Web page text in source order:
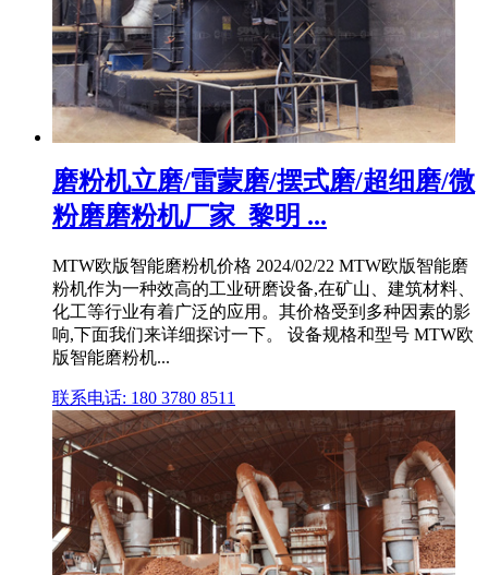
磨粉机立磨/雷蒙磨/摆式磨/超细磨/微
粉磨磨粉机厂家_黎明 ...
MTW欧版智能磨粉机价格 2024/02/22 MTW欧版智能磨
粉机作为一种效高的工业研磨设备,在矿山、建筑材料、
化工等行业有着广泛的应用。其价格受到多种因素的影
响,下面我们来详细探讨一下。 设备规格和型号 MTW欧
版智能磨粉机...
联系电话: 180 3780 8511